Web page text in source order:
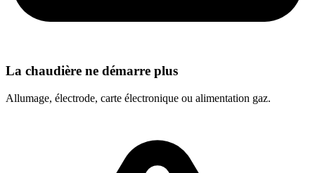
La chaudière ne démarre plus
Allumage, électrode, carte électronique ou alimentation gaz.